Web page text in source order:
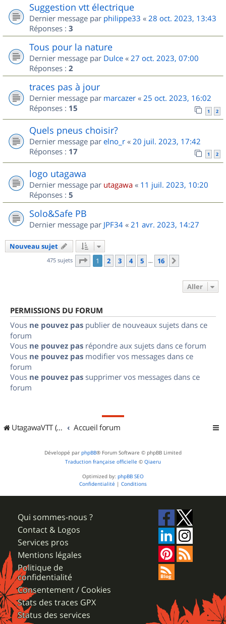
Suggestion vtt électrique
Dernier message par philippe33 « 28 oct. 2023, 13:43
Réponses : 3
Tous pour la nature
Dernier message par Dulce « 27 oct. 2023, 07:00
Réponses : 2
traces pas à jour
Dernier message par marcazer « 25 oct. 2023, 16:02
Réponses : 15 1 2
Quels pneus choisir?
Dernier message par elno_r « 20 juil. 2023, 17:42
Réponses : 17 1 2
logo utagawa
Dernier message par utagawa « 11 juil. 2023, 10:20
Réponses : 5
Solo&Safe PB
Dernier message par JPF34 « 21 avr. 2023, 14:27
Nouveau sujet
475 sujets Page 1sur
1 2 3 4 5 … 16
Aller
PERMISSIONS DU FORUM
Vous ne pouvez pas publier de nouveaux sujets dans ce
forum
Vous ne pouvez pas répondre aux sujets dans ce forum
Vous ne pouvez pas modifier vos messages dans ce
forum
Vous ne pouvez pas supprimer vos messages dans ce
forum
UtagawaVTT (Randos VTT et VTTAE avec traces GPS) Accueil forum
Développé par phpBB® Forum Software © phpBB Limited
Traduction française officielle © Qiaeru
Optimized by: phpBB SEO
Confidentialité | Conditions
Qui sommes-nous ?
Contact & Logos
Services pros
Mentions légales
Politique de
confidentialité
Consentement / Cookies
Stats des traces GPX
Status des services